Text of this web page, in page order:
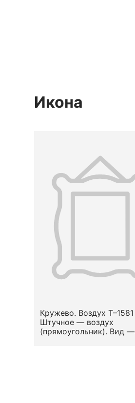
Икона
Кружево. Воздух Т–1581
Штучное — воздух
(прямоугольник). Вид —